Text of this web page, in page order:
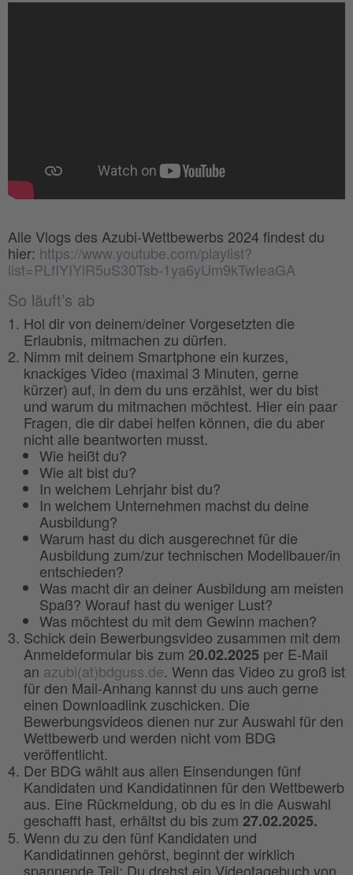
Alle Vlogs des Azubi-Wettbewerbs 2024 findest du
hier: https://www.youtube.com/playlist?
list=PLfIYIYlR5uS30Tsb-1ya6yUm9kTwIeaGA
So läuft’s ab
Hol dir von deinem/deiner Vorgesetzten die
Erlaubnis, mitmachen zu dürfen.
Nimm mit deinem Smartphone ein kurzes,
knackiges Video (maximal 3 Minuten, gerne
kürzer) auf, in dem du uns erzählst, wer du bist
und warum du mitmachen möchtest. Hier ein paar
Fragen, die dir dabei helfen können, die du aber
nicht alle beantworten musst.
Wie heißt du?
Wie alt bist du?
In welchem Lehrjahr bist du?
In welchem Unternehmen machst du deine
Ausbildung?
Warum hast du dich ausgerechnet für die
Ausbildung zum/zur technischen Modellbauer/in
entschieden?
Was macht dir an deiner Ausbildung am meisten
Spaß? Worauf hast du weniger Lust?
Was möchtest du mit dem Gewinn machen?
Schick dein Bewerbungsvideo zusammen mit dem
Anmeldeformular bis zum 20.02.2025 per E-Mail
an azubi(at)bdguss.de. Wenn das Video zu groß ist
für den Mail-Anhang kannst du uns auch gerne
einen Downloadlink zuschicken. Die
Bewerbungsvideos dienen nur zur Auswahl für den
Wettbewerb und werden nicht vom BDG
veröffentlicht.
Der BDG wählt aus allen Einsendungen fünf
Kandidaten und Kandidatinnen für den Wettbewerb
aus. Eine Rückmeldung, ob du es in die Auswahl
geschafft hast, erhältst du bis zum 27.02.2025.
Wenn du zu den fünf Kandidaten und
Kandidatinnen gehörst, beginnt der wirklich
spannende Teil: Du drehst ein Videotagebuch von